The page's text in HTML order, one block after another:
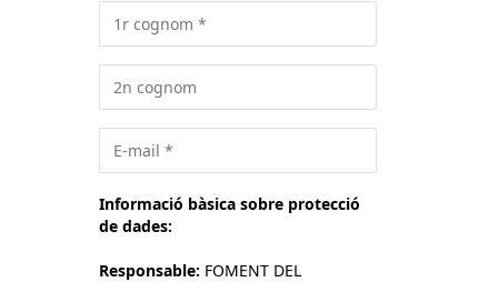
Informació bàsica sobre protecció
de dades:
Responsable: FOMENT DEL